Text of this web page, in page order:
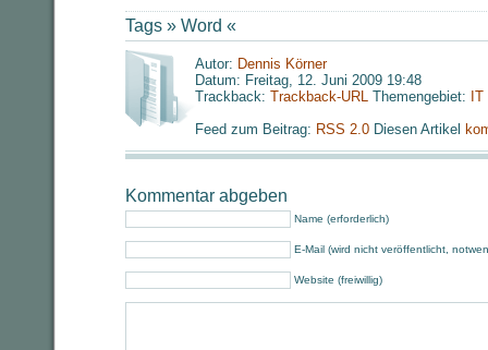
Tags » Word «
Autor: Dennis Körner
Datum: Freitag, 12. Juni 2009 19:48
Trackback: Trackback-URL Themengebiet: IT
Feed zum Beitrag: RSS 2.0 Diesen Artikel
Kommentar abgeben
Name (erforderlich)
E-Mail (wird nicht veröffentlicht,
Website (freiwillig)